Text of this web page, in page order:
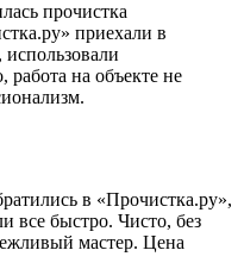
прочистка
приехали в
работа на объекте не
в «Прочистка.ру»,
все быстро. Чисто, без
мастер. Цена